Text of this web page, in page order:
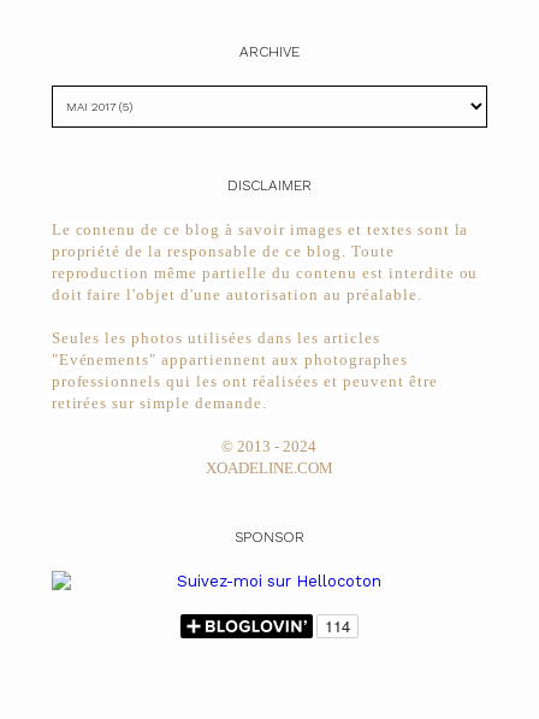
ARCHIVE
DISCLAIMER
Le contenu de ce blog à savoir images et textes sont la
propriété de la responsable de ce blog. Toute
reproduction même partielle du contenu est interdite ou
doit faire l'objet d'une autorisation au préalable.
Seules les photos utilisées dans les articles
"Evénements" appartiennent aux photographes
professionnels qui les ont réalisées et peuvent être
retirées sur simple demande.
© 2013 - 2024
XOADELINE.COM
SPONSOR